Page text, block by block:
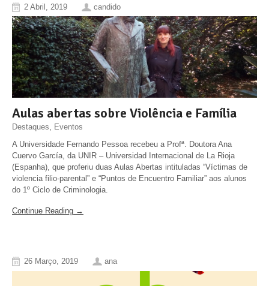
2 Abril, 2019 candido
Aulas abertas sobre Violência e Família
Destaques, Eventos
A Universidade Fernando Pessoa recebeu a Profª. Doutora Ana
Cuervo García, da UNIR – Universidad Internacional de La Rioja
(Espanha), que proferiu duas Aulas Abertas intituladas “Víctimas de
violencia filio-parental” e “Puntos de Encuentro Familiar” aos alunos
do 1º Ciclo de Criminologia.
Continue Reading →
26 Março, 2019 ana